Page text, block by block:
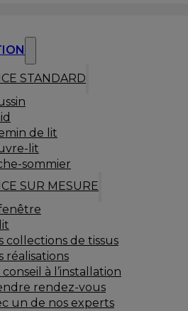
STANDARD
de lit
lit
sommier
SUR MESURE
collections de tissus
réalisations
conseil à l’installation
rendez-vous
un de nos experts